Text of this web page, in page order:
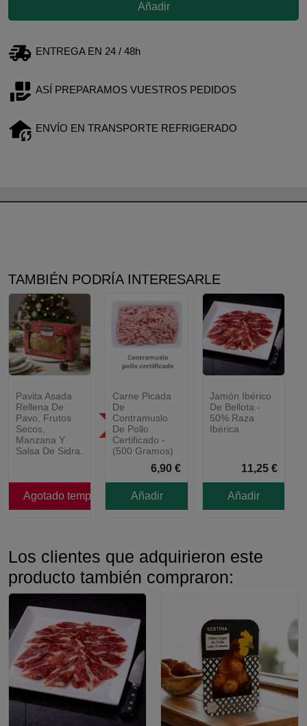
Añadir
ENTREGA EN 24 / 48h
ASÍ PREPARAMOS VUESTROS PEDIDOS
ENVÍO EN TRANSPORTE REFRIGERADO
TAMBIÉN PODRÍA INTERESARLE
¡RESERVA YA!
Pavita Asada
Rellena De
Pavo, Frutos
Secos,
Manzana Y
Salsa De Sidra.
Agotado temporalmente
SÓLO EN LA
COMUNIDAD DE
MADRID
Carne Picada
De
Contramuslo
De Pollo
Certificado -
(500 Gramos)
6,90 €
Añadir
NUEVO
Jamón Ibérico
De Bellota -
50% Raza
Ibérica
11,25 €
Añadir
Los clientes que adquirieron este
producto también compraron: